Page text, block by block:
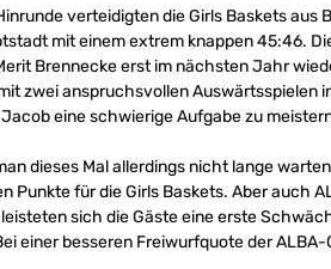
verteidigten die Girls Baskets
mit einem extrem knappen 45:46.
Brennecke erst im nächsten Jahr
zwei anspruchsvollen Auswärtsspielen
eine schwierige Aufgabe zu
dieses Mal allerdings nicht lange
Punkte für die Girls Baskets. Aber auch
sich die Gäste eine erste
einer besseren Freiwurfquote der